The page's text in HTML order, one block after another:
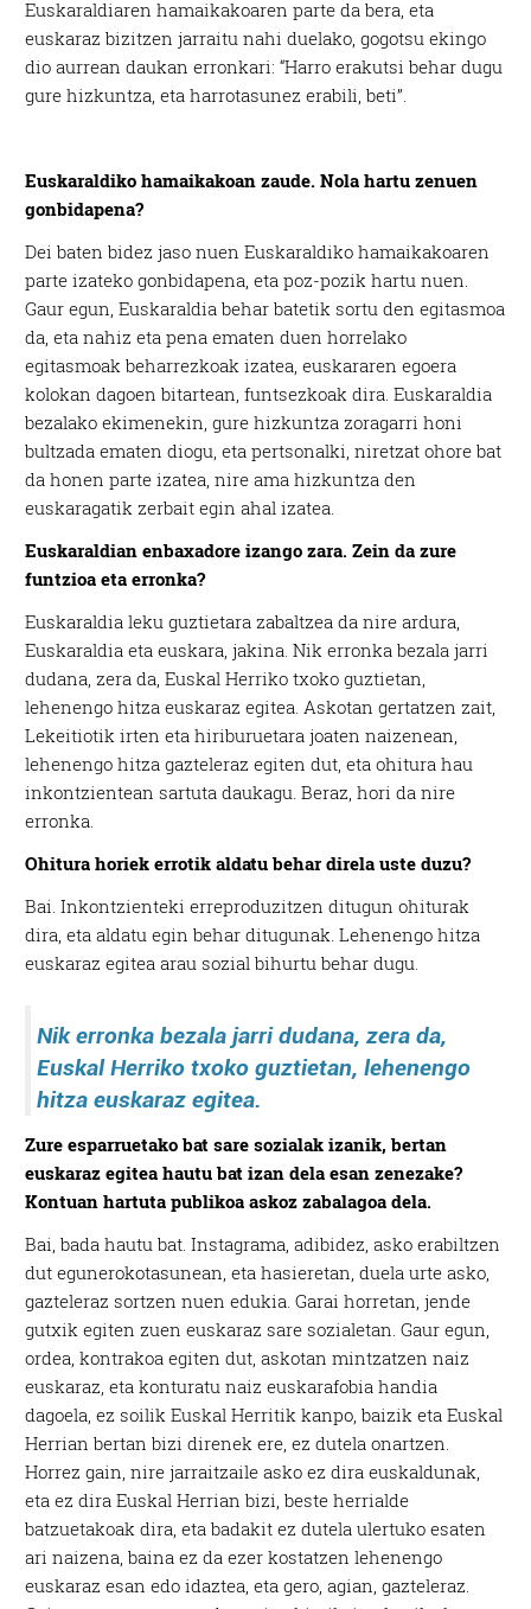
Euskaraldiaren hamaikakoaren parte da bera, eta
euskaraz bizitzen jarraitu nahi duelako, gogotsu ekingo
dio aurrean daukan erronkari: “Harro erakutsi behar dugu
gure hizkuntza, eta harrotasunez erabili, beti”.
Euskaraldiko hamaikakoan zaude. Nola hartu zenuen
gonbidapena?
Dei baten bidez jaso nuen Euskaraldiko hamaikakoaren
parte izateko gonbidapena, eta poz-pozik hartu nuen.
Gaur egun, Euskaraldia behar batetik sortu den egitasmoa
da, eta nahiz eta pena ematen duen horrelako
egitasmoak beharrezkoak izatea, euskararen egoera
kolokan dagoen bitartean, funtsezkoak dira. Euskaraldia
bezalako ekimenekin, gure hizkuntza zoragarri honi
bultzada ematen diogu, eta pertsonalki, niretzat ohore bat
da honen parte izatea, nire ama hizkuntza den
euskaragatik zerbait egin ahal izatea.
Euskaraldian enbaxadore izango zara. Zein da zure
funtzioa eta erronka?
Euskaraldia leku guztietara zabaltzea da nire ardura,
Euskaraldia eta euskara, jakina. Nik erronka bezala jarri
dudana, zera da, Euskal Herriko txoko guztietan,
lehenengo hitza euskaraz egitea. Askotan gertatzen zait,
Lekeitiotik irten eta hiriburuetara joaten naizenean,
lehenengo hitza gazteleraz egiten dut, eta ohitura hau
inkontzientean sartuta daukagu. Beraz, hori da nire
erronka.
Ohitura horiek errotik aldatu behar direla uste duzu?
Bai. Inkontzienteki erreproduzitzen ditugun ohiturak
dira, eta aldatu egin behar ditugunak. Lehenengo hitza
euskaraz egitea arau sozial bihurtu behar dugu.
Nik erronka bezala jarri dudana, zera da,
Euskal Herriko txoko guztietan, lehenengo
hitza euskaraz egitea.
Zure esparruetako bat sare sozialak izanik, bertan
euskaraz egitea hautu bat izan dela esan zenezake?
Kontuan hartuta publikoa askoz zabalagoa dela.
Bai, bada hautu bat. Instagrama, adibidez, asko erabiltzen
dut egunerokotasunean, eta hasieretan, duela urte asko,
gazteleraz sortzen nuen edukia. Garai horretan, jende
gutxik egiten zuen euskaraz sare sozialetan. Gaur egun,
ordea, kontrakoa egiten dut, askotan mintzatzen naiz
euskaraz, eta konturatu naiz euskarafobia handia
dagoela, ez soilik Euskal Herritik kanpo, baizik eta Euskal
Herrian bertan bizi direnek ere, ez dutela onartzen.
Horrez gain, nire jarraitzaile asko ez dira euskaldunak,
eta ez dira Euskal Herrian bizi, beste herrialde
batzuetakoak dira, eta badakit ez dutela ulertuko esaten
ari naizena, baina ez da ezer kostatzen lehenengo
euskaraz esan edo idaztea, eta gero, agian, gazteleraz.